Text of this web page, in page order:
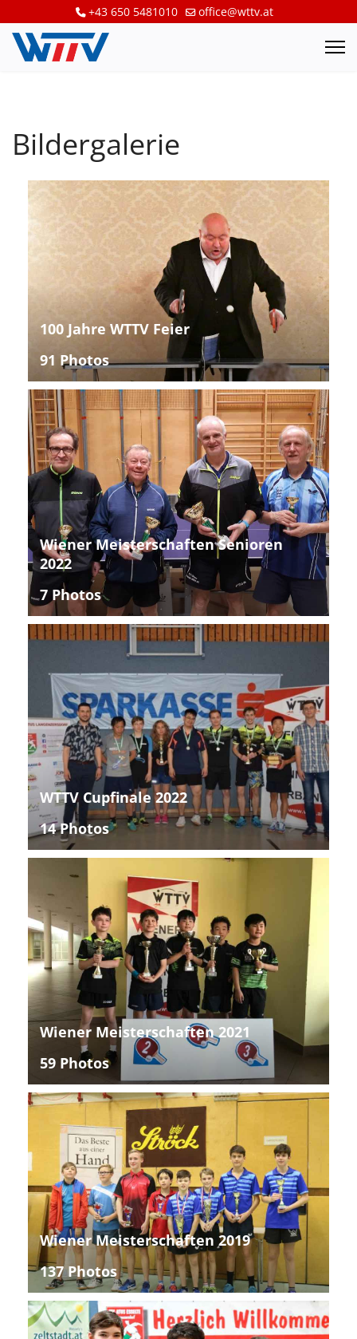
+43 650 5481010 office@wttv.at
Bildergalerie
100 Jahre WTTV Feier
91 Photos
Wiener Meisterschaften Senioren
2022
7 Photos
WTTV Cupfinale 2022
14 Photos
Wiener Meisterschaften 2021
59 Photos
Wiener Meisterschaften 2019
137 Photos